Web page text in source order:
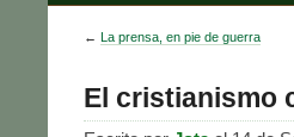
← La prensa, en pie de guerra
El cristianismo